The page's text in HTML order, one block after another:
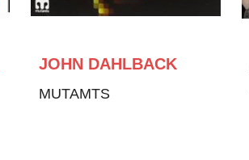
JOHN DAHLBACK
MUTAMTS